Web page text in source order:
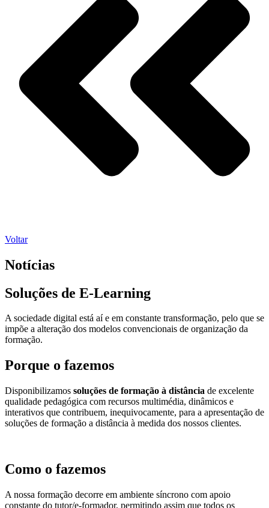
Voltar
Notícias
Soluções de E-Learning
A sociedade digital está aí e em constante transformação, pelo que se
impõe a alteração dos modelos convencionais de organização da
formação.
Porque o fazemos
Disponibilizamos soluções de formação à distância de excelente
qualidade pedagógica com recursos multimédia, dinâmicos e
interativos que contribuem, inequivocamente, para a apresentação de
soluções de formação a distância à medida dos nossos clientes.
Como o fazemos
A nossa formação decorre em ambiente síncrono com apoio
constante do tutor/e-formador, permitindo assim que todos os